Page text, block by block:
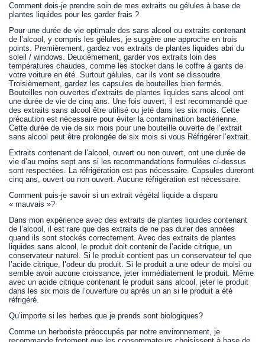
Comment dois-je prendre soin de mes extraits ou gélules à base de
plantes liquides pour les garder frais ?
Pour une durée de vie optimale des sans alcool ou extraits contenant
de l’alcool, y compris les gélules, je suggère une approche en trois
points. Premièrement, gardez vos extraits de plantes liquides abri du
soleil / windows. Deuxièmement, garder vos extraits loin des
températures chaudes, comme les stocker dans le coffre à gants de
votre voiture en été. Surtout gélules, car ils vont se dissoudre.
Troisièmement, gardez les capsules de bouteilles bien fermés.
Bouteilles non ouvertes d’extraits de plantes liquides sans alcool ont
une durée de vie de cinq ans. Une fois ouvert, il est recommandé que
des extraits sans alcool être utilisé ou jeté dans les six mois. Cette
précaution est nécessaire pour éviter la contamination bactérienne.
Cette durée de vie de six mois pour une bouteille ouverte de l’extrait
sans alcool peut être prolongée de six mois si vous Réfrigérer l’extrait.
Extraits contenant de l’alcool, ouvert ou non ouvert, ont une durée de
vie d’au moins sept ans si les recommandations formulées ci-dessus
sont respectées. La réfrigération est pas nécessaire. Capsules dureront
cinq ans, ouvert ou non ouvert. Aucune réfrigération est nécessaire.
Comment puis-je savoir si un extrait végétal liquide a disparu
« mauvais »?
Dans mon expérience avec des extraits de plantes liquides contenant
de l’alcool, il est rare que des extraits de ne pas durer des années
quand ils sont stockés correctement. Avec des extraits de plantes
liquides sans alcool, le produit doit contenir de l’acide citrique, un
conservateur naturel. Si le produit contient pas un conservateur tel que
l’acide citrique, l’odeur du produit. Si le produit a une odeur de moisi ou
semble avoir aucune croissance, jeter immédiatement le produit. Même
avec un acide citrique contenant le produit sans alcool, jeter le produit
dans les six mois de l’ouverture ou après un an si le produit a été
réfrigéré.
Qu’importe si les herbes que je prends sont biologiques?
Comme un herboriste préoccupés par notre environnement, je